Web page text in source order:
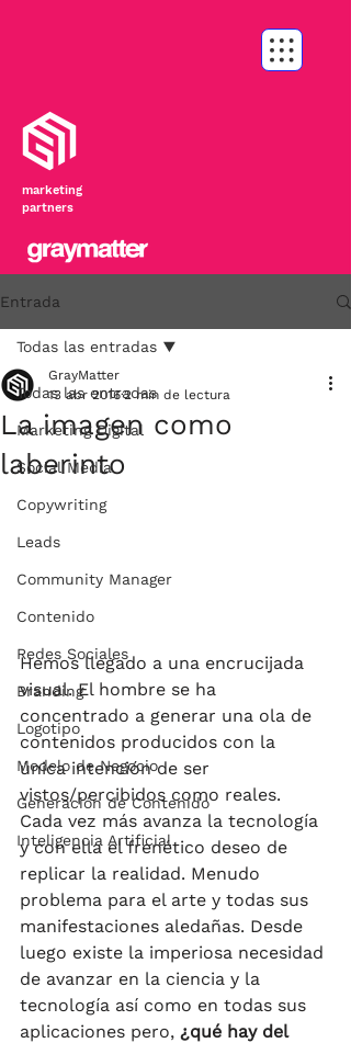
marketing
partners
Entrada
Todas las entradas
Marketing Digital
Social Media
Copywriting
Leads
Community Manager
Contenido
Redes Sociales
Branding
Logotipo
Modelo de Negocio
Generación de Contenido
Inteligencia Artificial
Todas las entradas
La imagen como
laberinto
GrayMatter
13 abr 2016 2 min de lectura
Hemos llegado a una encrucijada
visual. El hombre se ha
concentrado a generar una ola de
contenidos producidos con la
única intención de ser
vistos/percibidos como reales.
Cada vez más avanza la tecnología
y con ella el frenético deseo de
replicar la realidad. Menudo
problema para el arte y todas sus
manifestaciones aledañas. Desde
luego existe la imperiosa necesidad
de avanzar en la ciencia y la
tecnología así como en todas sus
aplicaciones pero, ¿qué hay del